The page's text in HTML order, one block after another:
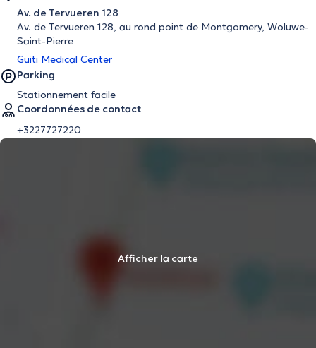
Av. de Tervueren 128
Av. de Tervueren 128, au rond point de Montgomery, Woluwe-
Saint-Pierre
Guiti Medical Center
Parking
Stationnement facile
Coordonnées de contact
+3227727220
Afficher la carte